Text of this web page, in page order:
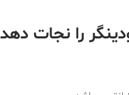
را نجات دهد